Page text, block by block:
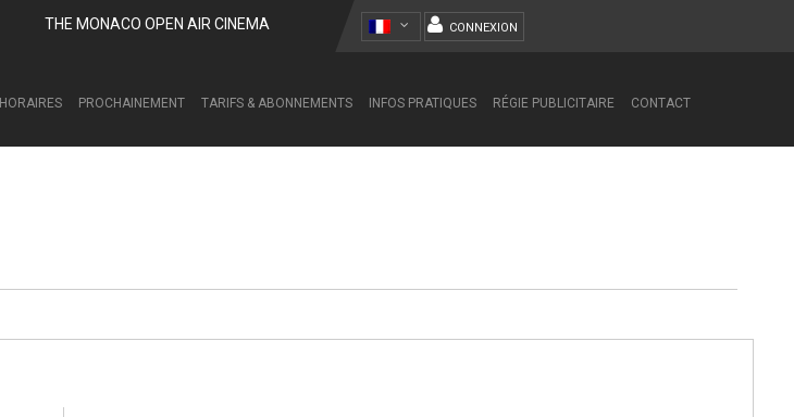
THE MONACO OPEN AIR CINEMA CONNEXION
HORAIRES PROCHAINEMENT TARIFS & ABONNEMENTS INFOS PRATIQUES RÉGIE PUBLICITAIRE CONTACT